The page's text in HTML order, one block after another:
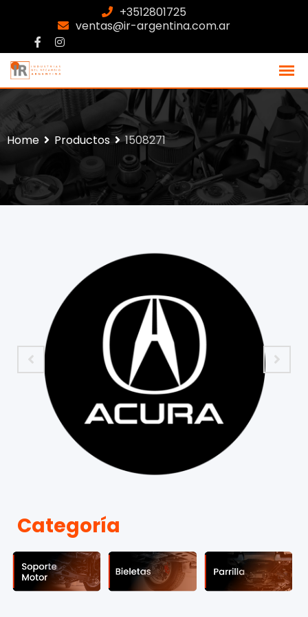
+3512801725
ventas@ir-argentina.com.ar
Home Productos 1508271
Categoría